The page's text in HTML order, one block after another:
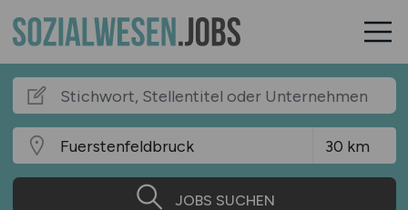
JOBS SUCHEN